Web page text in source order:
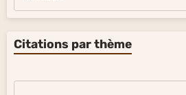
Citations par thème